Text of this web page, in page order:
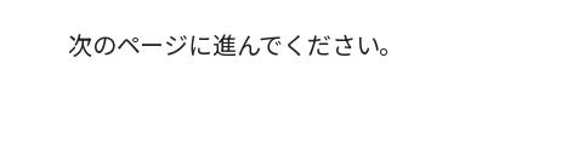
次のページに進んでください。